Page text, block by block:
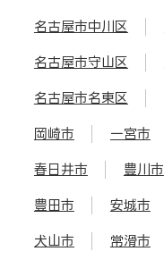
名古屋市中川区
名古屋市守山区
名古屋市名東区
岡崎市 一宮市
春日井市 豊川市
豊田市 安城市
犬山市 常滑市